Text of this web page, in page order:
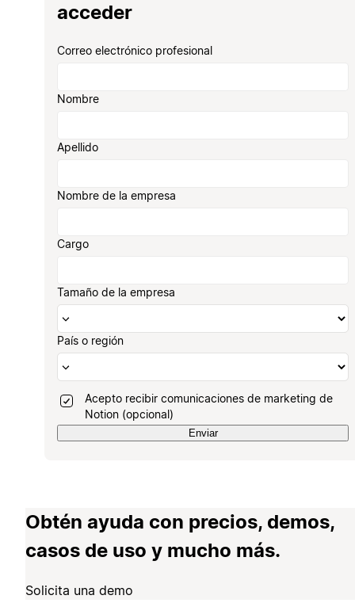
acceder
Correo electrónico profesional
Nombre
Apellido
Nombre de la empresa
Cargo
Tamaño de la empresa
País o región
Acepto recibir comunicaciones de marketing de
Notion (opcional)
Enviar
Obtén ayuda con precios, demos,
casos de uso y mucho más.
Solicita una demo